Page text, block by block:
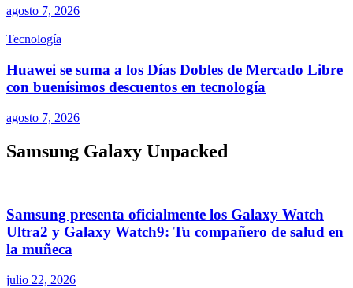
agosto 7, 2026
Tecnología
Huawei se suma a los Días Dobles de Mercado Libre
con buenísimos descuentos en tecnología
agosto 7, 2026
Samsung Galaxy Unpacked
Samsung presenta oficialmente los Galaxy Watch
Ultra2 y Galaxy Watch9: Tu compañero de salud en
la muñeca
julio 22, 2026